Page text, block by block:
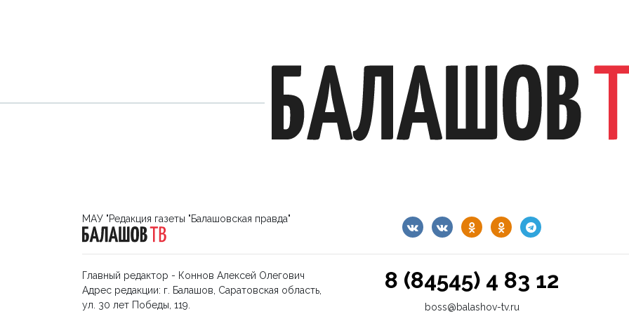
МАУ "Редакция газеты "Балашовская правда"
Главный редактор - Коннов Алексей Олегович
Адрес редакции: г. Балашов, Саратовская область,
ул. 30 лет Победы, 119.
8 (84545) 4 83 12
boss@balashov-tv.ru